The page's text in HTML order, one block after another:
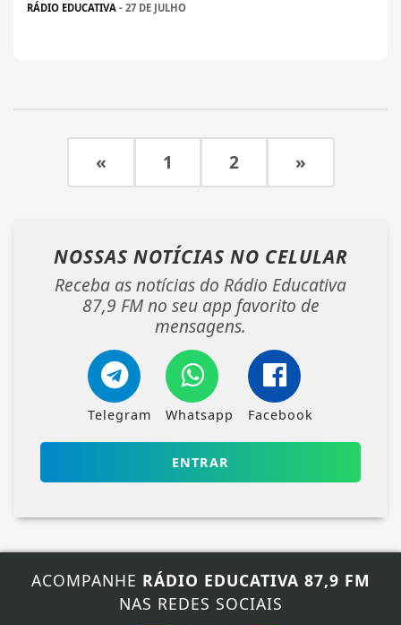
RÁDIO EDUCATIVA - 27 DE JULHO
« 1 2 »
NOSSAS NOTÍCIAS NO CELULAR
Receba as notícias do Rádio Educativa
87,9 FM no seu app favorito de
mensagens.
Telegram Whatsapp Facebook
ENTRAR
ACOMPANHE RÁDIO EDUCATIVA 87,9 FM
NAS REDES SOCIAIS